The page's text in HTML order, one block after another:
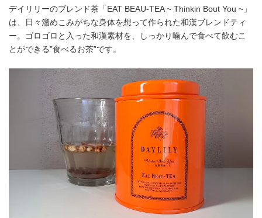
デイリリーのブレンド茶「EAT BEAU-TEA ~ Thinkin Bout You ~」
は、日々溜めこみがちな身体を想って作られた和漢ブレンドティ
ー。ゴロゴロと入った和漢素材を、しっかり噛んで食べて飲むこ
とができる”食べるお茶”です。